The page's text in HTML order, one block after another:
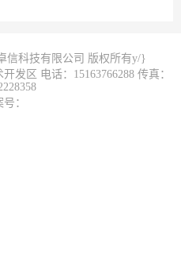
信科技有限公司 版权所有y/}
发区 电话：15163766288 传真：
：